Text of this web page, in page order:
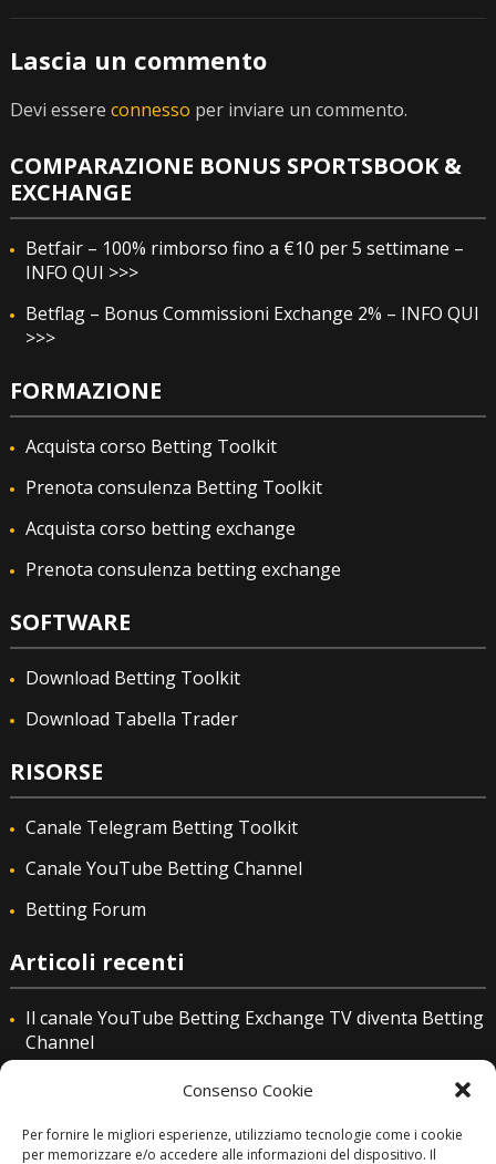
Consenso Cookie
Per fornire le migliori esperienze, utilizziamo tecnologie come i cookie
per memorizzare e/o accedere alle informazioni del dispositivo. Il
Lascia un commento
Devi essere connesso per inviare un commento.
COMPARAZIONE BONUS SPORTSBOOK &
EXCHANGE
Betfair – 100% rimborso fino a €10 per 5 settimane –
INFO QUI >>>
Betflag – Bonus Commissioni Exchange 2% – INFO QUI
>>>
FORMAZIONE
Acquista corso Betting Toolkit
Prenota consulenza Betting Toolkit
Acquista corso betting exchange
Prenota consulenza betting exchange
SOFTWARE
Download Betting Toolkit
Download Tabella Trader
RISORSE
Canale Telegram Betting Toolkit
Canale YouTube Betting Channel
Betting Forum
Articoli recenti
Il canale YouTube Betting Exchange TV diventa Betting
Channel
Betting Toolkit il nuovo software per fare trading
Meglio Betfair .it piuttosto di Betfair .com: tre motivi